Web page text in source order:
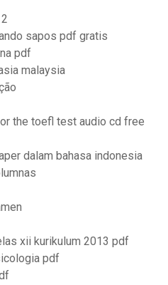
sapos pdf gratis
pdf
malaysia
the toefl test audio cd free
dalam bahasa indonesia
xii kurikulum 2013 pdf
pdf